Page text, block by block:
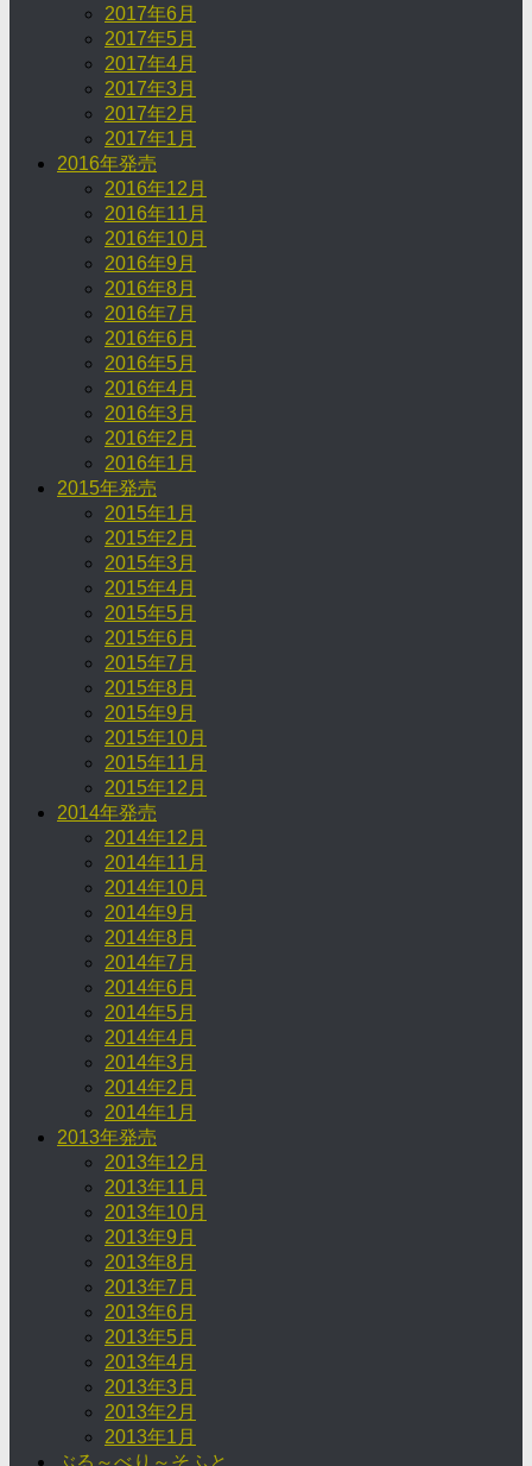
2017年6月
2017年5月
2017年4月
2017年3月
2017年2月
2017年1月
2016年発売
2016年12月
2016年11月
2016年10月
2016年9月
2016年8月
2016年7月
2016年6月
2016年5月
2016年4月
2016年3月
2016年2月
2016年1月
2015年発売
2015年1月
2015年2月
2015年3月
2015年4月
2015年5月
2015年6月
2015年7月
2015年8月
2015年9月
2015年10月
2015年11月
2015年12月
2014年発売
2014年12月
2014年11月
2014年10月
2014年9月
2014年8月
2014年7月
2014年6月
2014年5月
2014年4月
2014年3月
2014年2月
2014年1月
2013年発売
2013年12月
2013年11月
2013年10月
2013年9月
2013年8月
2013年7月
2013年6月
2013年5月
2013年4月
2013年3月
2013年2月
2013年1月
ぶる～べり～そふと